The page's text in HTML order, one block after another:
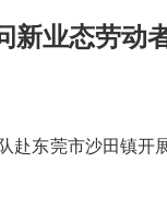
新业态劳动
东莞市沙田镇开